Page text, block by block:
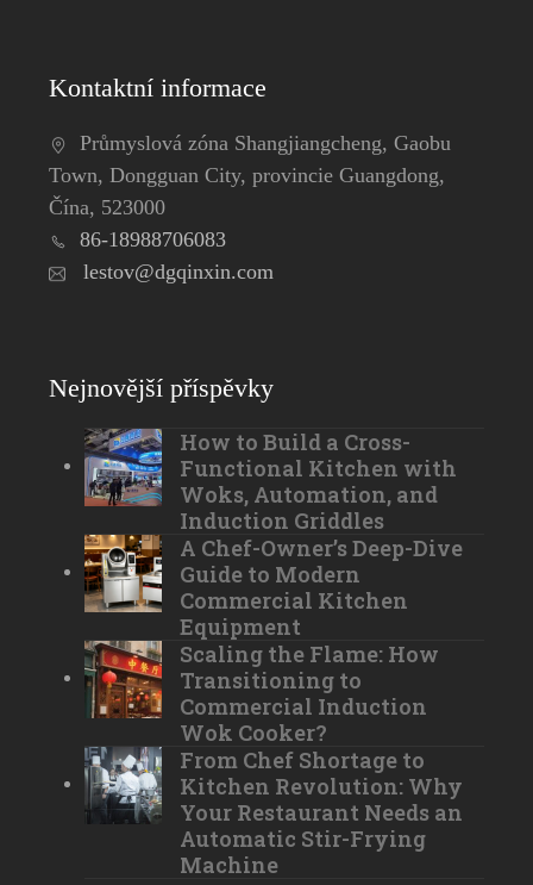
Kontaktní informace
Průmyslová zóna Shangjiangcheng, Gaobu
Town, Dongguan City, provincie Guangdong,
Čína, 523000
86-18988706083
lestov@dgqinxin.com
Nejnovější příspěvky
How to Build a Cross-
Functional Kitchen with
Woks, Automation, and
Induction Griddles
A Chef-Owner’s Deep-Dive
Guide to Modern
Commercial Kitchen
Equipment
Scaling the Flame: How
Transitioning to
Commercial Induction
Wok Cooker?
From Chef Shortage to
Kitchen Revolution: Why
Your Restaurant Needs an
Automatic Stir-Frying
Machine